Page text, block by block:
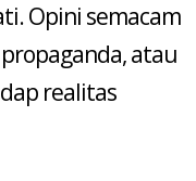
Opini semacam
atau
realitas